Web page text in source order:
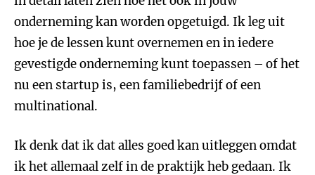
onderneming kan worden opgetuigd. Ik leg uit
hoe je de lessen kunt overnemen en in iedere
gevestigde onderneming kunt toepassen – of het
nu een startup is, een familiebedrijf of een
multinational.
Ik denk dat ik dat alles goed kan uitleggen omdat
ik het allemaal zelf in de praktijk heb gedaan. Ik